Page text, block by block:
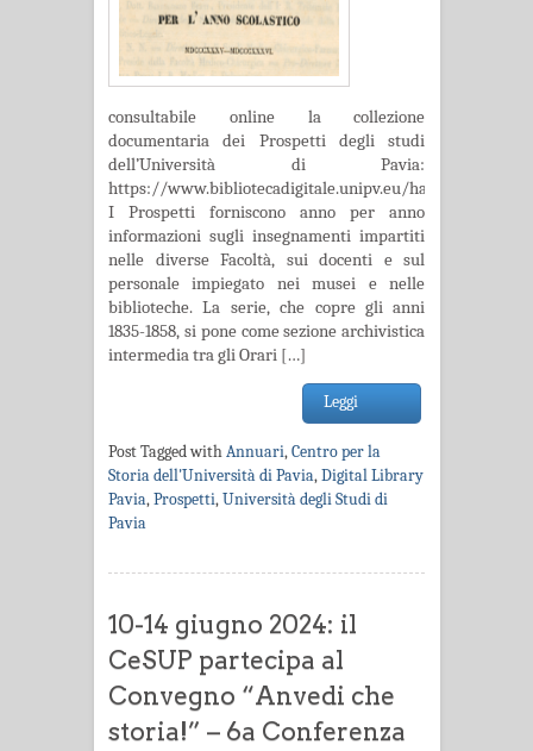
consultabile online la collezione
documentaria dei Prospetti degli studi
dell’Università di Pavia:
https://www.bibliotecadigitale.unipv.eu/handle/
I Prospetti forniscono anno per anno
informazioni sugli insegnamenti impartiti
nelle diverse Facoltà, sui docenti e sul
personale impiegato nei musei e nelle
biblioteche. La serie, che copre gli anni
1835-1858, si pone come sezione archivistica
intermedia tra gli Orari […]
Leggi
Post Tagged withAnnuari,Centro per la
Storia dell'Università di Pavia,Digital Library
Pavia,Prospetti,Università degli Studi di
Pavia
10-14 giugno 2024: il
CeSUP partecipa al
Convegno “Anvedi che
storia!” – 6a Conferenza